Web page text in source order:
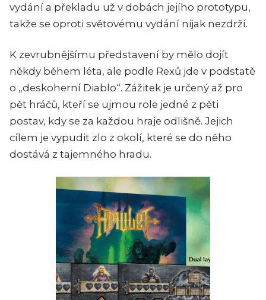
vydání a překladu už v dobách jejího prototypu,
takže se oproti světovému vydání nijak nezdrží.
K zevrubnějšímu představení by mělo dojít
někdy během léta, ale podle Rexů jde v podstatě
o „deskoherní Diablo“. Zážitek je určený až pro
pět hráčů, kteří se ujmou role jedné z pěti
postav, kdy se za každou hraje odlišně. Jejich
cílem je vypudit zlo z okolí, které se do něho
dostává z tajemného hradu.